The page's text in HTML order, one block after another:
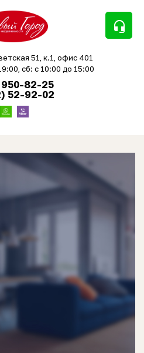
headset_mic
51, к.1, офис 401
сб: с 10:00 до 15:00
82-25
52-92-02